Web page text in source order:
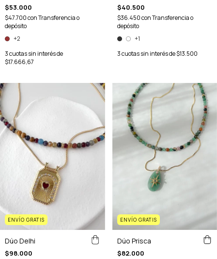
$53.000
$47.700conTransferencia o
depósito
+2
3cuotas sin interés de
$17.666,67
$40.500
$36.450conTransferencia o
depósito
+1
3cuotas sin interés de$13.500
ENVÍO GRATIS
Dúo Delhi
$98.000
ENVÍO GRATIS
Dúo Prisca
$82.000